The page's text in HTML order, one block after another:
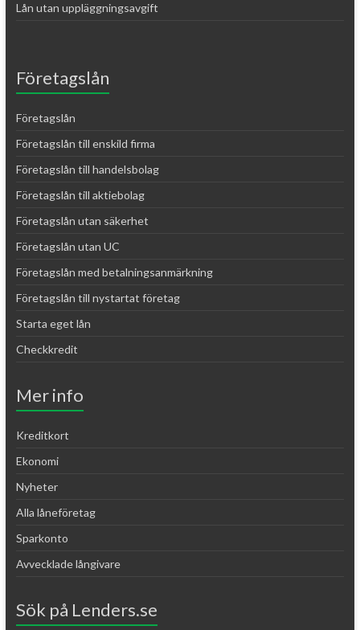
Lån utan uppläggningsavgift
Företagslån
Företagslån
Företagslån till enskild firma
Företagslån till handelsbolag
Företagslån till aktiebolag
Företagslån utan säkerhet
Företagslån utan UC
Företagslån med betalningsanmärkning
Företagslån till nystartat företag
Starta eget lån
Checkkredit
Mer info
Kreditkort
Ekonomi
Nyheter
Alla låneföretag
Sparkonto
Avvecklade långivare
Sök på Lenders.se